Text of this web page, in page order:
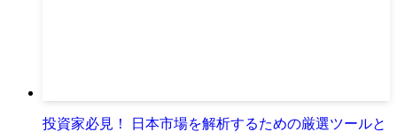
投資家必見！ 日本市場を解析するための厳選ツールと